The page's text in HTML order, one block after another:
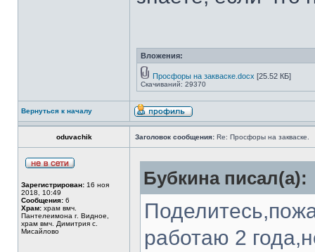
Вложения:
Просфоры на закваске.docx [25.52 КБ]
Скачиваний: 29370
Вернуться к началу
oduvachik Заголовок сообщения: Re: Просфоры на закваске.
Зарегистрирован: 16 ноя
2018, 10:49
Сообщения: 6
Храм: храм вмч.
Пантелеимона г. Видное,
храм вмч. Димитрия с.
Мисайлово
Бубкина писал(а):
работаю 2